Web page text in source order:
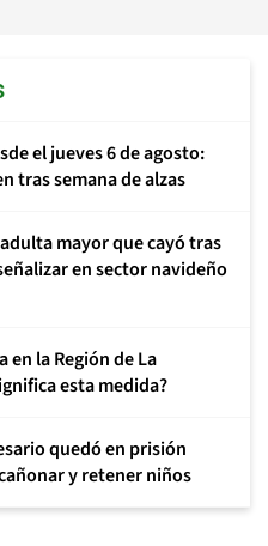
el jueves 6 de agosto:
tras semana de alzas
mayor que cayó tras
en sector navideño
en la Región de La
esta medida?
quedó en prisión
y retener niños